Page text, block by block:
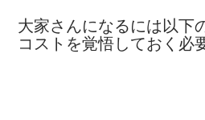
大家さんになるには以下
コストを覚悟しておく必